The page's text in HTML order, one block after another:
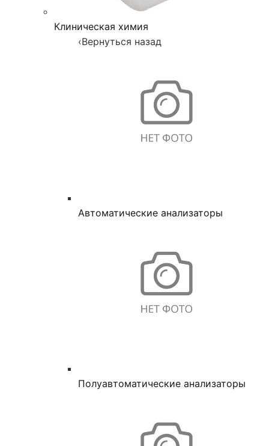
Клиническая химия
‹Вернуться назад
Автоматические анализаторы
Полуавтоматические анализаторы